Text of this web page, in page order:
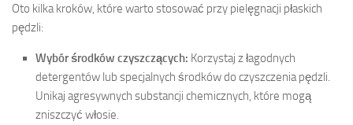
Oto kilka kroków, które warto stosować przy pielęgnacji płaskich
pędzli:
Wybór środków czyszczących: Korzystaj z łagodnych
detergentów lub specjalnych środków do czyszczenia pędzli.
Unikaj agresywnych substancji chemicznych, które mogą
zniszczyć włosie.